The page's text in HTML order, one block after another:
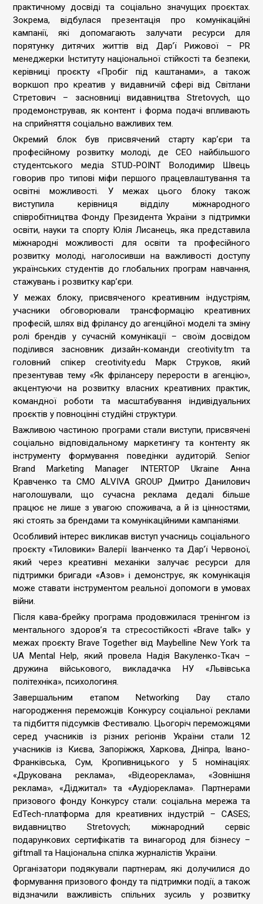
практичному досвіді та соціально значущих проєктах.
Зокрема, відбулася презентація про комунікаційні
кампанії, які допомагають залучати ресурси для
порятунку дитячих життів від Дар’ї Рижової – PR
менеджерки Інституту національної стійкості та безпеки,
керівниці проєкту «Пробіг під каштанами», а також
воркшоп про креатив у видавничій сфері від Світлани
Стретович – засновниці видавництва Stretovych, що
продемонстрував, як контент і форма подачі впливають
на сприйняття соціально важливих тем.
Окремий блок був присвячений старту кар’єри та
професійному розвитку молоді, де CEO найбільшого
студентського медіа STUD-POINT Володимир Швець
говорив про типові міфи першого працевлаштування та
освітні можливості. У межах цього блоку також
виступила керівниця відділу міжнародного
співробітництва Фонду Президента України з підтримки
освіти, науки та спорту Юлія Лисанець, яка представила
міжнародні можливості для освіти та професійного
розвитку молоді, наголосивши на важливості доступу
українських студентів до глобальних програм навчання,
стажувань і розвитку кар’єри.
У межах блоку, присвяченого креативним індустріям,
учасники обговорювали трансформацію креативних
професій, шлях від фрілансу до агенційної моделі та зміну
ролі брендів у сучасній комунікації – своїм досвідом
поділився засновник дизайн-команди creotivity.tm та
головний спікер creotivity.edu Марк Струков, який
презентував тему «Як фрілансеру перерости в агенцію»,
акцентуючи на розвитку власних креативних практик,
командної роботи та масштабування індивідуальних
проєктів у повноцінні студійні структури.
Важливою частиною програми стали виступи, присвячені
соціально відповідальному маркетингу та контенту як
інструменту формування поведінки аудиторій. Senior
Brand Marketing Manager INTERTOP Ukraine Анна
Кравченко та CMO ALVIVA GROUP Дмитро Данилович
наголошували, що сучасна реклама дедалі більше
працює не лише з увагою споживача, а й із цінностями,
які стоять за брендами та комунікаційними кампаніями.
Особливий інтерес викликав виступ учасниць соціального
проєкту «Тиловики» Валерії Іванченко та Дар’ї Червоної,
який через креативні механіки залучає ресурси для
підтримки бригади «Азов» і демонструє, як комунікація
може ставати інструментом реальної допомоги в умовах
війни.
Після кава-брейку програма продовжилася тренінгом із
ментального здоров’я та стресостійкості «Brave talk» у
межах проєкту Brave Together від Maybelline New York та
UA Mental Help, який провела Надія Вакуленко-Ткач –
дружина військового, викладачка НУ «Львівська
політехніка», психологиня.
Завершальним етапом Networking Day стало
нагородження переможців Конкурсу соціальної реклами
та підбиття підсумків Фестивалю. Цьогоріч переможцями
серед учасників із різних регіонів України стали 12
учасників із Києва, Запоріжжя, Харкова, Дніпра, Івано-
Франківська, Сум, Кропивницького у 5 номінаціях:
«Друкована реклама», «Відеореклама», «Зовнішня
реклама», «Діджитал» та «Аудіореклама». Партнерами
призового фонду Конкурсу стали: соціальна мережа та
EdTech-платформа для креативних індустрій – CASES;
видавництво Stretovych; міжнародний сервіс
подарункових сертифікатів та винагород для бізнесу –
giftmall та Національна спілка журналістів України.
Організатори подякували партнерам, які долучилися до
формування призового фонду та підтримки події, а також
відзначили важливість спільних зусиль у розвитку